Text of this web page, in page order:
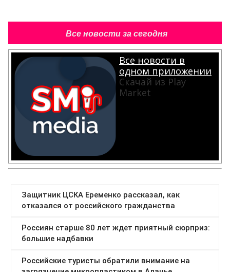
Все новости за сегодня
Все новости в
одном приложении
Скачай из Play
Market